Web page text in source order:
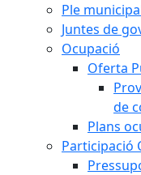
Ple
Juntes de
Ocupació
Oferta
de
Plans
Participació